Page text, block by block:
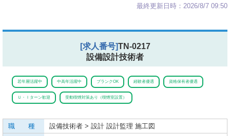
最終更新日時：2026/8/7 09:50
[求人番号]TN-0217
設備設計技術者
若年層活躍中 中高年活躍中 ブランクOK 経験者優遇 資格保有者優遇
Ｕ・Ｉターン歓迎 受動喫煙対策あり（喫煙室設置）
職 種 設備技術者 > 設計 設計監理 施工図